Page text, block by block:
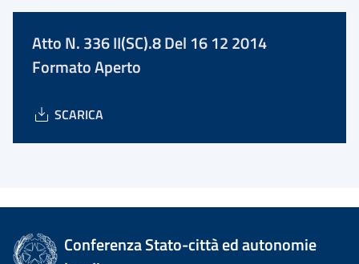
Atto N. 336 II(SC).8 Del 16 12 2014
Formato Aperto
SCARICA
Conferenza Stato-città ed autonomie